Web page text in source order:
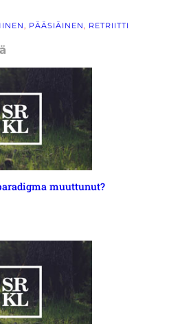
, PÄÄSIÄINEN, RETRIITTI
muuttunut?